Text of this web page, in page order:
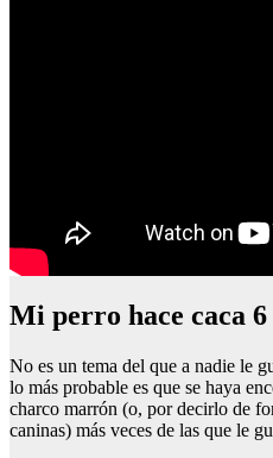
Mi perro hace caca 6
No es un tema del que a nadie le
lo más probable es que se haya
charco marrón (o, por decirlo de
caninas) más veces de las que le